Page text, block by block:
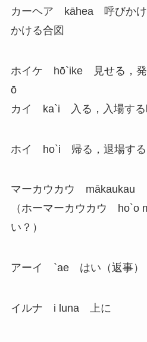
カーヘア kāhea 呼びかけ
かける合図
ホイケ hō`ike 見せる，発
ō
カイ ka`i 入る，入場する
ホイ ho`i 帰る，退場する
マーカウカウ mākaukau
（ホーマーカウカウ ho`o
い？）
アーイ `ae はい（返事）
イルナ i luna 上に